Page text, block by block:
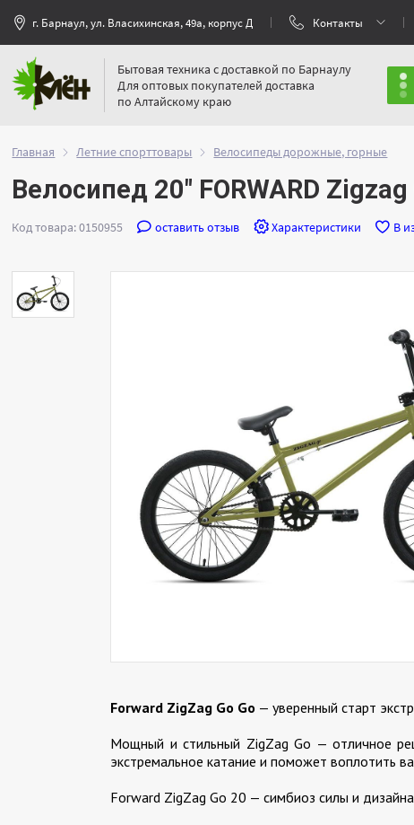
г. Барнаул, ул. Власихинская, 49а, корпус Д Контакты
Бытовая техника с доставкой по Барнаулу
Для оптовых покупателей доставка
по Алтайскому краю
Главная Летние спорттовары Велосипеды дорожные, горные
Велосипед 20" FORWARD
Код товара: 0150955 оставить отзыв Характеристики В
Forward ZigZag Go Go — уверенный старт
Мощный и стильный ZigZag Go — отличное
экстремальное катание и поможет воплотить
Forward ZigZag Go 20 — симбиоз силы и